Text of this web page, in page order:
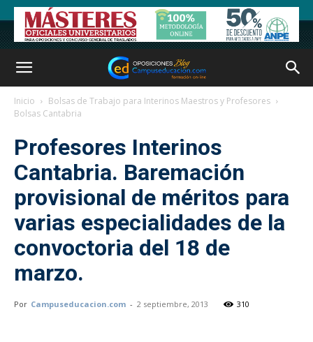
Inicio
Bolsas de Trabajo para Interinos Maestros y Profesores
Bolsas Cantabria
Profesores Interinos
Cantabria. Baremación
provisional de méritos para
varias especialidades de la
convoctoria del 18 de
marzo.
Por Campuseducacion.com - 2 septiembre, 2013 310